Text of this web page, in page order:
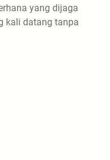
yang dijaga
kali datang tanpa